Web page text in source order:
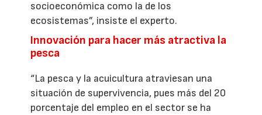
socioeconómica como la de los
ecosistemas”, insiste el experto.
Innovación para hacer más atractiva la
pesca
“La pesca y la acuicultura atraviesan una
situación de supervivencia, pues más del 20
porcentaje del empleo en el sector se ha